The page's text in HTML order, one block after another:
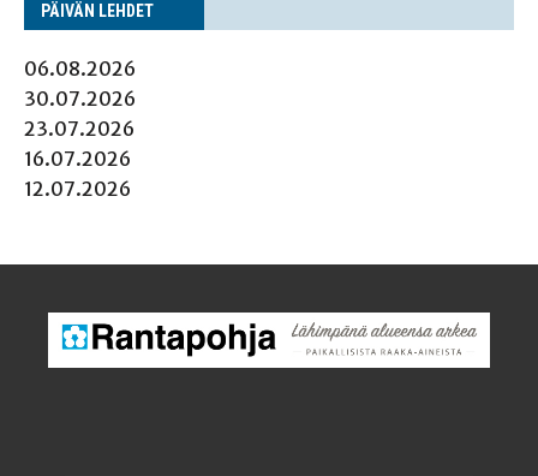
PÄI­VÄN LEHDET
06.08.2026
30.07.2026
23.07.2026
16.07.2026
12.07.2026